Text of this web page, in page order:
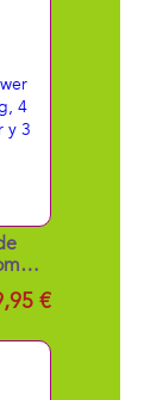
Mr.
1
€